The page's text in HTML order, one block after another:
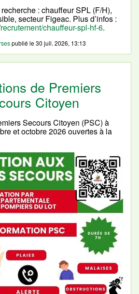
: chauffeur SPL (F/H),
secteur Figeac. Plus d’infos :
chauffeur-spl-hf-6.
publié le30 juil. 2026, 13:13
de Premiers
Citoyen
Secours Citoyen (PSC) à
et octobre 2026 ouvertes à la